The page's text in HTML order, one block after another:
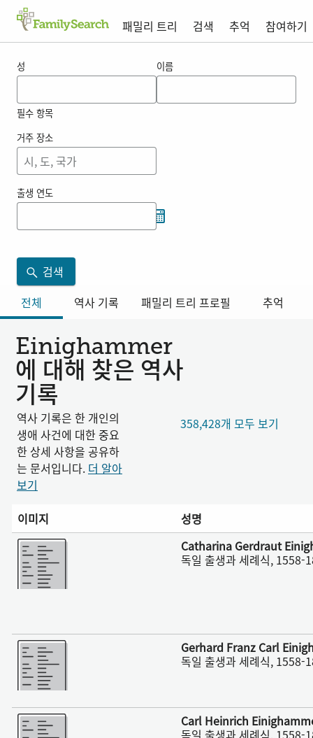
패밀리 트리 검색 추억
참여하기
성
필수 항목
이름
거주 장소
출생 연도
검색
전체
역사 기록 패밀리 트리 프로필 추억
Einighammer
에 대해 찾은 역사
기록
역사 기록은 한 개인의
생애 사건에 대한 중요
한 상세 사항을 공유하
는 문서입니다. 더 알아
보기
358,428개 모두 보기
이미지
성명
더 보기
Catharina Gerdraut
독일 출생과 세례식, 1558-
더 보기
Gerhard Franz Carl
독일 출생과 세례식, 1558-
더 보기
Carl Heinrich
독일 출생과 세례식, 1558-